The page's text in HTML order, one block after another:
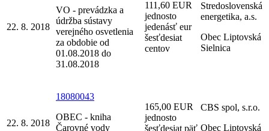
22. 8. 2018
VO - prevádzka a
údržba sústavy
verejného osvetlenia
za obdobie od
01.08.2018 do
31.08.2018
111,60 EUR
jednosto
jedenásť eur
šesťdesiat
centov
Stredoslovenská
energetika, a.s.
Obec Liptovská
Sielnica
22. 8. 2018
18080043
OBEC - kniha
Čarovné vody
165,00 EUR
jednosto
šesťdesiat päť
CBS spol, s.r.o.
Obec Liptovská